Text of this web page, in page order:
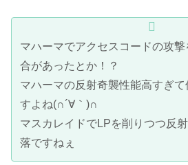
マハーマでアクセスコードの攻
合があったとか！？
マハーマの反射奇襲性能高すぎて
すよね(∩´∀｀)∩
マスカレイドでLPを削りつつ反
落ですねぇ